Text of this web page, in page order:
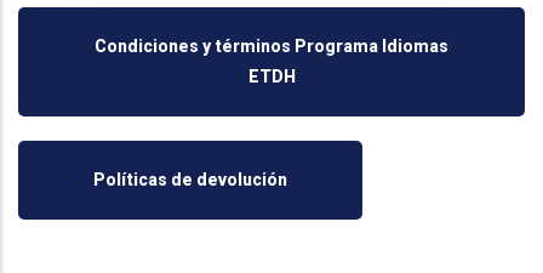
Condiciones y términos Programa Idiomas
ETDH
Políticas de devolución